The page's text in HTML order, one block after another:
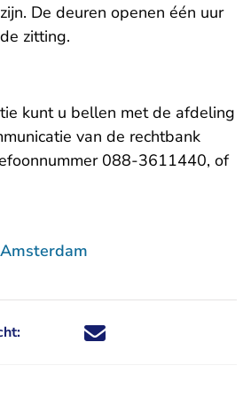
De deuren openen één uur
zitting.
kunt u bellen met de afdeling
van de rechtbank
088-3611440, of
verlaat Rechtspraak.nl
Deel dit nieuwsbericht via X -
Deel dit nieuwsbericht via
Deel dit nieuwsbericht
Deel dit